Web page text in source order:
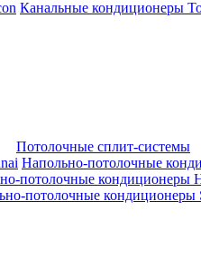
Канальные кондиционеры
Потолочные сплит-системы
Напольно-потолочные
потолочные кондиционеры
потолочные кондиционеры